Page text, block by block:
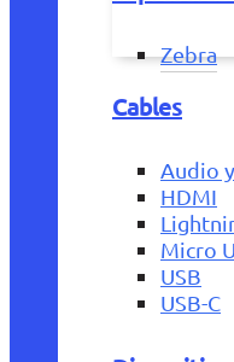
Zebra
Cables
Audio
HDMI
Micro
USB
USB-C